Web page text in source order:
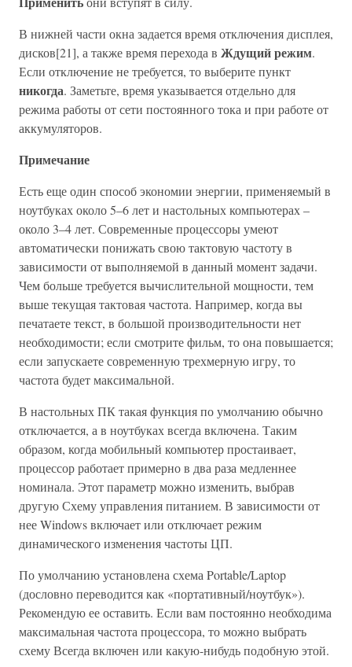
В нижней части окна задается время отключения дисплея,
дисков[21], а также время перехода в Ждущий режим.
Если отключение не требуется, то выберите пункт
никогда. Заметьте, время указывается отдельно для
режима работы от сети постоянного тока и при работе от
аккумуляторов.
Примечание
Есть еще один способ экономии энергии, применяемый в
ноутбуках около 5–6 лет и настольных компьютерах –
около 3–4 лет. Современные процессоры умеют
автоматически понижать свою тактовую частоту в
зависимости от выполняемой в данный момент задачи.
Чем больше требуется вычислительной мощности, тем
выше текущая тактовая частота. Например, когда вы
печатаете текст, в большой производительности нет
необходимости; если смотрите фильм, то она повышается;
если запускаете современную трехмерную игру, то
частота будет максимальной.
В настольных ПК такая функция по умолчанию обычно
отключается, а в ноутбуках всегда включена. Таким
образом, когда мобильный компьютер простаивает,
процессор работает примерно в два раза медленнее
номинала. Этот параметр можно изменить, выбрав
другую Схему управления питанием. В зависимости от
нее Windows включает или отключает режим
динамического изменения частоты ЦП.
По умолчанию установлена схема Portable/Laptop
(дословно переводится как «портативный/ноутбук»).
Рекомендую ее оставить. Если вам постоянно необходима
максимальная частота процессора, то можно выбрать
схему Всегда включен или какую-нибудь подобную этой.